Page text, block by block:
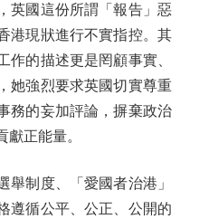
國這份所謂「報告」惡
港現狀進行不實指控。其
作的描述更是罔顧事實、
她強烈要求英國切實尊重
務的妄加評論，摒棄政治
正能量。
制度、「愛國者治港」
遵循公平、公正、公開的